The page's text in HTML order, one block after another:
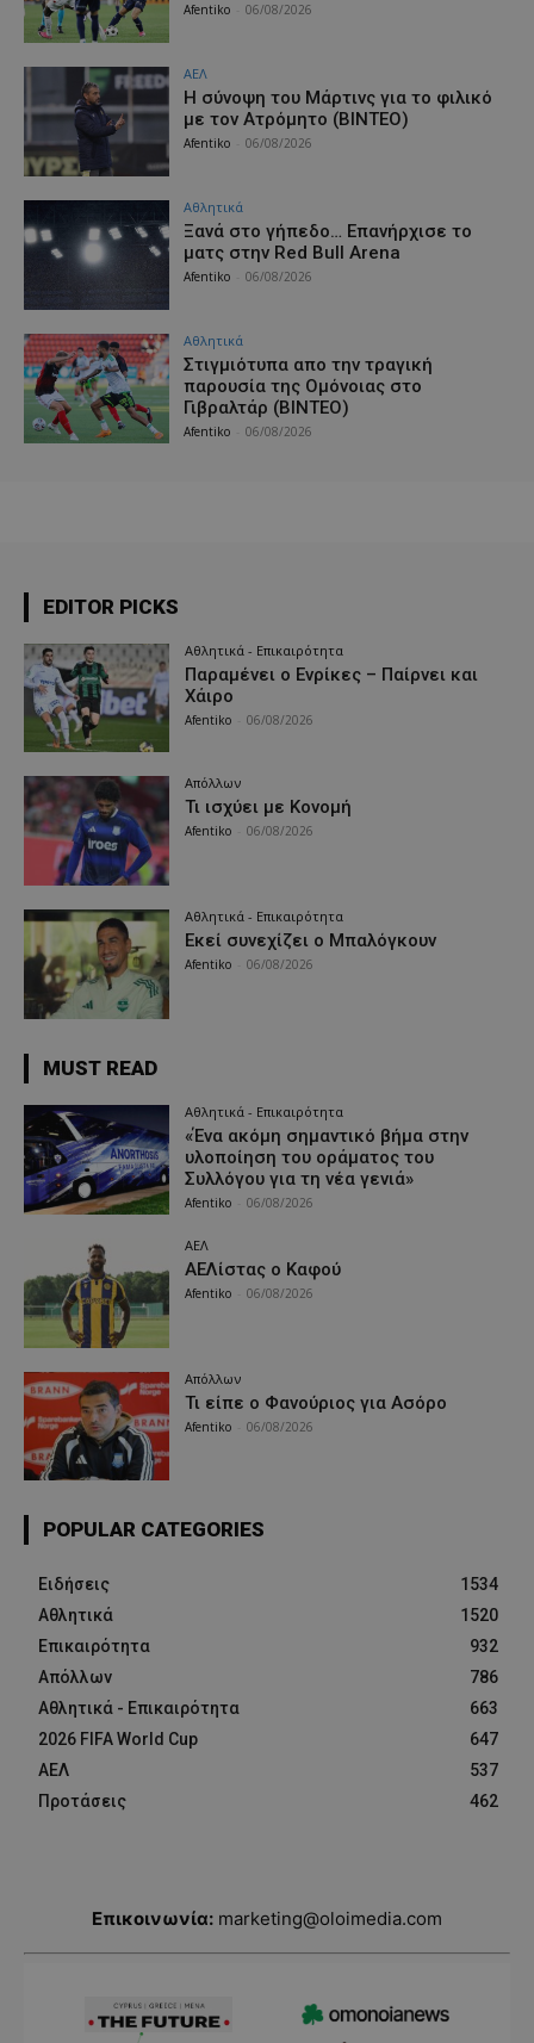
Afentiko 06/08/2026
ΑΕΛ
H σύνοψη του Μάρτινς για το φιλικό
με τον Ατρόμητο (ΒΙΝΤΕΟ)
Afentiko 06/08/2026
Αθλητικά
Ξανά στο γήπεδο… Επανήρχισε το
ματς στην Red Bull Arena
Afentiko 06/08/2026
Αθλητικά
Στιγμιότυπα απο την τραγική
παρουσία της Ομόνοιας στο
Γιβραλτάρ (ΒΙΝΤΕΟ)
Afentiko 06/08/2026
EDITOR PICKS
Αθλητικά - Επικαιρότητα
Παραμένει ο Ενρίκες – Παίρνει και
Χάιρο
Afentiko 06/08/2026
Απόλλων
Τι ισχύει με Κονομή
Afentiko 06/08/2026
Αθλητικά - Επικαιρότητα
Εκεί συνεχίζει ο Μπαλόγκουν
Afentiko 06/08/2026
MUST READ
Αθλητικά - Επικαιρότητα
«Ένα ακόμη σημαντικό βήμα στην
υλοποίηση του οράματος του
Συλλόγου για τη νέα γενιά»
Afentiko 06/08/2026
ΑΕΛ
ΑΕΛίστας ο Καφού
Afentiko 06/08/2026
Απόλλων
Τι είπε ο Φανούριος για Ασόρο
Afentiko 06/08/2026
POPULAR CATEGORIES
Ειδήσεις
1534
Αθλητικά
1520
Επικαιρότητα
932
Απόλλων
786
Αθλητικά - Επικαιρότητα
663
2026 FIFA World Cup
647
ΑΕΛ
537
Προτάσεις
462
Επικοινωνία: marketing@oloimedia.com